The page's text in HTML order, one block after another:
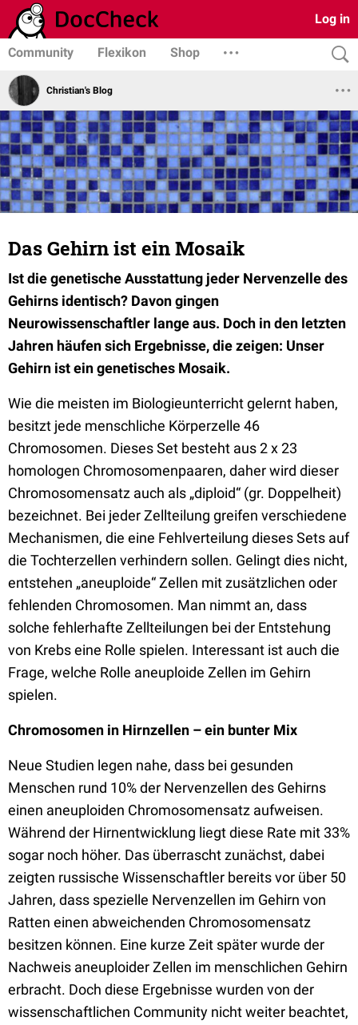
Log in
Community Flexikon Shop
Christian's Blog
Das Gehirn ist ein Mosaik
Ist die genetische Ausstattung jeder Nervenzelle des
Gehirns identisch? Davon gingen
Neurowissenschaftler lange aus. Doch in den letzten
Jahren häufen sich Ergebnisse, die zeigen: Unser
Gehirn ist ein genetisches Mosaik.
Wie die meisten im Biologieunterricht gelernt haben,
besitzt jede menschliche Körperzelle 46
Chromosomen. Dieses Set besteht aus 2 x 23
homologen Chromosomenpaaren, daher wird dieser
Chromosomensatz auch als „diploid“ (gr. Doppelheit)
bezeichnet. Bei jeder Zellteilung greifen verschiedene
Mechanismen, die eine Fehlverteilung dieses Sets auf
die Tochterzellen verhindern sollen. Gelingt dies nicht,
entstehen „aneuploide“ Zellen mit zusätzlichen oder
fehlenden Chromosomen. Man nimmt an, dass
solche fehlerhafte Zellteilungen bei der Entstehung
von Krebs eine Rolle spielen. Interessant ist auch die
Frage, welche Rolle aneuploide Zellen im Gehirn
spielen.
Chromosomen in Hirnzellen – ein bunter Mix
Neue Studien legen nahe, dass bei gesunden
Menschen rund 10% der Nervenzellen des Gehirns
einen aneuploiden Chromosomensatz aufweisen.
Während der Hirnentwicklung liegt diese Rate mit 33%
sogar noch höher. Das überrascht zunächst, dabei
zeigten russische Wissenschaftler bereits vor über 50
Jahren, dass spezielle Nervenzellen im Gehirn von
Ratten einen abweichenden Chromosomensatz
besitzen können. Eine kurze Zeit später wurde der
Nachweis aneuploider Zellen im menschlichen Gehirn
erbracht. Doch diese Ergebnisse wurden von der
wissenschaftlichen Community nicht weiter beachtet,